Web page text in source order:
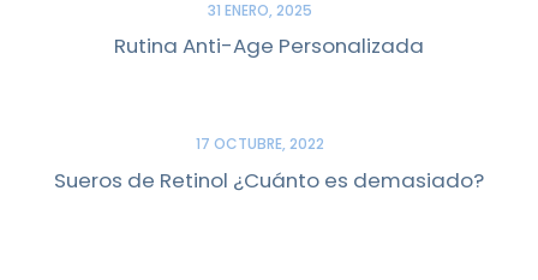
31 ENERO, 2025
Rutina Anti-Age Personalizada
17 OCTUBRE, 2022
Sueros de Retinol ¿Cuánto es demasiado?